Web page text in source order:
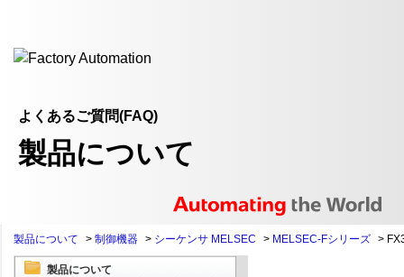
よくあるご質問(FAQ)
製品について
製品について > 制御機器 > シーケンサ MELSEC > MELSEC-Fシリーズ >
製品について